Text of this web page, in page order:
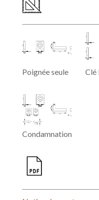
b
o
k
r
A
Poignée seule Clé I
Condamnation